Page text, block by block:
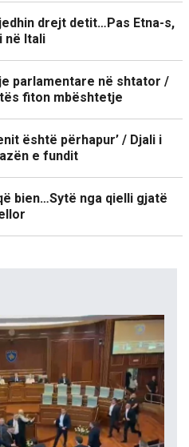
drejt detit…Pas Etna-s,
në Itali
parlamentare në shtator /
fiton mbështetje
është përhapur’ / Djali i
e fundit
bien…Sytë nga qielli gjatë